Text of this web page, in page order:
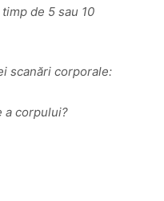
de 5 sau 10
scanări corporale:
a corpului?